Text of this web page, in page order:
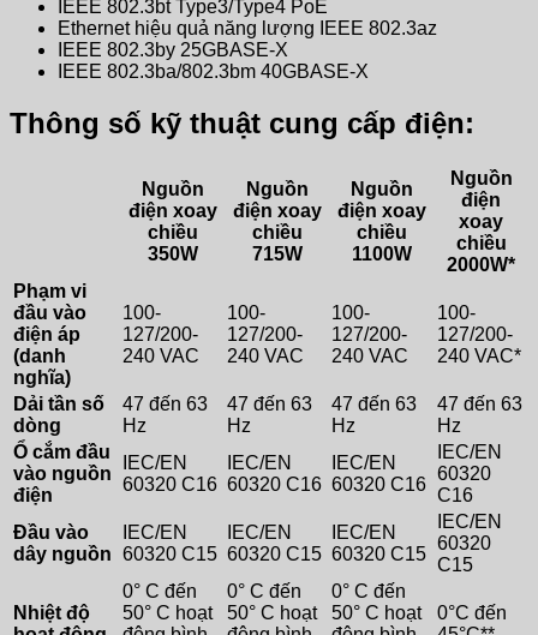
IEEE 802.3bt Type3/Type4 PoE
Ethernet hiệu quả năng lượng IEEE 802.3az
IEEE 802.3by 25GBASE-X
IEEE 802.3ba/802.3bm 40GBASE-X
Thông số kỹ thuật cung cấp điện:
Nguồn
điện xoay
chiều
350W
Nguồn
điện xoay
chiều
715W
Nguồn
điện xoay
chiều
1100W
Nguồn
điện
xoay
chiều
2000W*
Phạm vi
đầu vào
điện áp
(danh
nghĩa)
100-
127/200-
240 VAC
100-
127/200-
240 VAC
100-
127/200-
240 VAC
100-
127/200-
240 VAC*
Dải tần số
dòng
47 đến 63
Hz
47 đến 63
Hz
47 đến 63
Hz
47 đến 63
Hz
Ổ cắm đầu
vào nguồn
điện
IEC/EN
60320 C16
IEC/EN
60320 C16
IEC/EN
60320 C16
IEC/EN
60320
C16
Đầu vào
dây nguồn
IEC/EN
60320 C15
IEC/EN
60320 C15
IEC/EN
60320 C15
IEC/EN
60320
C15
Nhiệt độ
0° C đến
50° C hoạt
0° C đến
50° C hoạt
0° C đến
50° C hoạt
0°C đến